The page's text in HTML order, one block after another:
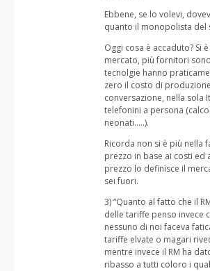
Ebbene, se lo volevi,
quanto il monopolista del
Oggi cosa è accaduto? Si
mercato, più fornitori
tecnolgie hanno
zero il costo di
conversazione, nella sola
telefonini a persona
neonati…..).
Ricorda non si è più nella
prezzo in base ai costi ed
prezzo lo definisce il
sei fuori.
3) “Quanto al fatto che il
delle tariffe penso invece
nessuno di noi faceva
tariffe elvate o magari
mentre invece il RM ha
ribasso a tutti coloro i